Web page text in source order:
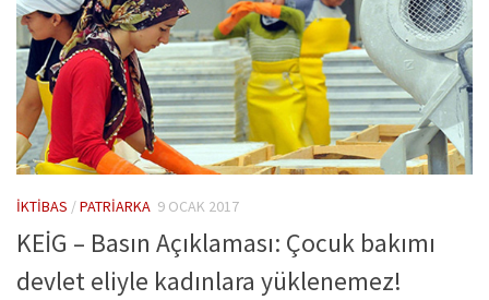
İKTIBAS /PATRIARKA 9 OCAK 2017
KEİG – Basın Açıklaması: Çocuk bakımı
devlet eliyle kadınlara yüklenemez!